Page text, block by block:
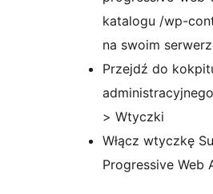
katalogu /wp-
na swoim
Przejdź do
> Wtyczki
Włącz wtyczkę
Progressive Web